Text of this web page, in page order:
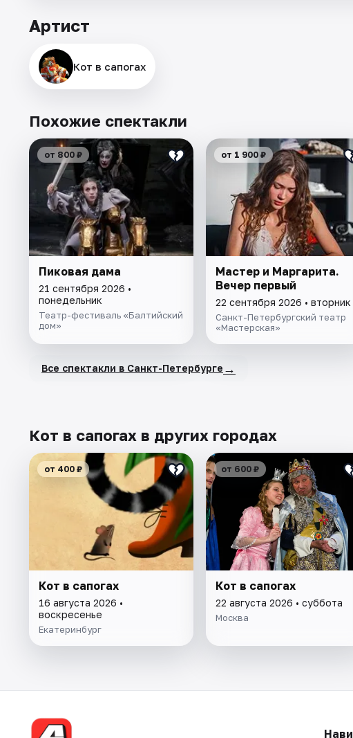
Артист
Кот в сапогах
Похожие спектакли
от 800 ₽
Пиковая дама
21 сентября 2026 •
понедельник
Театр-фестиваль «Балтийский
дом»
от 1 900 ₽
Мастер и Маргарита.
Вечер первый
22 сентября 2026 • вторник
Санкт-Петербургский театр
«Мастерская»
Все спектакли в Санкт-Петербурге →
Кот в сапогах в других городах
от 400 ₽
Кот в сапогах
16 августа 2026 •
воскресенье
Екатеринбург
от 600 ₽
Кот в сапогах
22 августа 2026 • суббота
Москва